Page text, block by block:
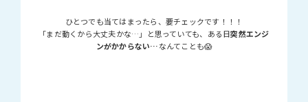
ひとつでも当てはまったら、要チェックです！！！
「まだ動くから大丈夫かな…」と思っていても、ある日突然エンジ
ンがかからない…なんてことも😱